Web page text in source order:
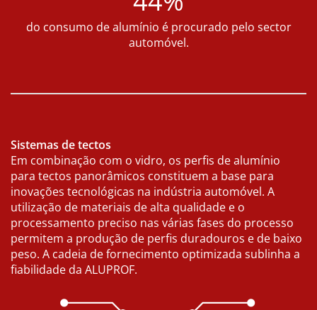
do consumo de alumínio é procurado pelo sector
automóvel.
Sistemas de tectos
Em combinação com o vidro, os perfis de alumínio
para tectos panorâmicos constituem a base para
inovações tecnológicas na indústria automóvel. A
utilização de materiais de alta qualidade e o
processamento preciso nas várias fases do processo
permitem a produção de perfis duradouros e de baixo
peso. A cadeia de fornecimento optimizada sublinha a
fiabilidade da ALUPROF.